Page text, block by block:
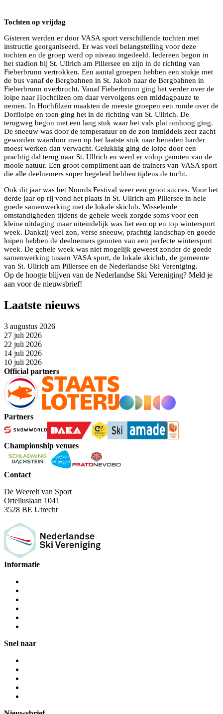
Tochten op vrijdag
Gisteren werden er door VASA sport verschillende tochten met
instructie georganiseerd. Er was veel belangstelling voor deze
tochten en de groep werd op niveau ingedeeld. Iedereen begon in
het stadion bij St. Ullrich am Pillersee en zijn in de richting van
Fieberbrunn vertrokken. Een aantal groepen hebben een stukje met
de bus vanaf de Bergbahnen in St. Jakob naar de Bergbahnen in
Fieberbrunn overbrucht. Vanaf Fieberbrunn ging het verder over de
loipe naar Hochfilzen om daar vervolgens een middagpauze te
nemen. In Hochfilzen maakten de meeste groepen een ronde over de
Dorfloipe en toen ging het in de richting van St. Ullrich. De
terugweg begon met een lang stuk waar het vals plat omhoog ging.
De sneeuw was door de temperatuur en de zon inmiddels zeer zacht
geworden waardoor men op het laatste stuk naar beneden harder
moest werken dan verwacht. Gelukkig ging de loipe door een
prachtig dal terug naar St. Ullrich en werd er volop genoten van de
mooie natuur. Een groot compliment aan de trainers van VASA sport
die alle deelnemers super begeleid hebben tijdens de tocht.
Ook dit jaar was het Noords Festival weer een groot succes. Voor het
derde jaar op rij vond het plaats in St. Ullrich am Pillersee in hele
goede samenwerking met de lokale skiclub. Wisselende
omstandigheden tijdens de gehele week zorgde soms voor een
kleine uitdaging maar uiteindelijk was het een op en top wintersport
week. Dankzij veel zon, verse sneeuw, prachtig landschap en goede
loipen hebben de deelnemers genoten van een perfecte wintersport
week. De gehele week was niet mogelijk geweest zonder de goede
samenwerking tussen VASA sport, de lokale skiclub, de gemeente
van St. Ullrich am Pillersee en de Nederlandse Ski Vereniging.
Op de hoogte blijven van de Nederlandse Ski Vereniging? Meld je
aan voor de nieuwsbrief!
Laatste nieuws
3 augustus 2026
27 juli 2026
22 juli 2026
14 juli 2026
10 juli 2026
Official partners
Partners
Championship venues
Contact
De Weerelt van Sport
Orteliuslaan 1041
3528 BE Utrecht
Informatie
Snel naar